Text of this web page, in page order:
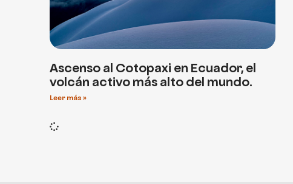
Ascenso al Cotopaxi en Ecuador, el
volcán activo más alto del mundo.
Leer más »